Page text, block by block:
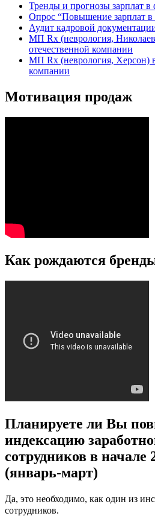
Тренды и прогнозы зарплат в
Опрос “Повышение зарплат в
Аудит кадровой
МП Rx (неврология,
отечественной компании
МП Rx (неврология, Херсон)
компании
Мотивация продаж
Как рождаются
Планируете ли Вы
индексацию
сотрудников в начале
(январь-март)
Да, это необходимо, как один из
сотрудников.